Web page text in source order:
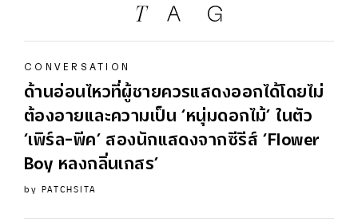
CONVERSATION
ด้านอ่อนไหวที่ผู้ชายควรแสดงออกได้โดยไม่
ต้องอายและความเป็น ‘หนุ่มดอกไม้’ ในตัว
‘เพิร์ล-พีค’ สองนักแสดงจากซีรีส์ ‘Flower
Boy หลงกลิ่นเกสร’
by PATCHSITA